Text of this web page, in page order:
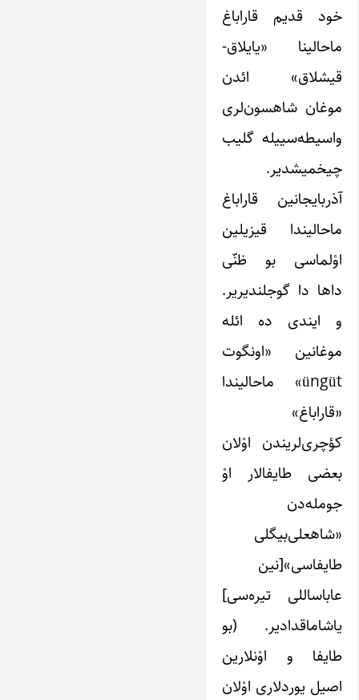
خود قدیم قاراباغ
ماحالینا «یایلاق-
قیشلاق» ائدن
موغان شاهسون‌لری
واسیطه‌سییله گلیب
چیخمیشدیر.
آذربایجانین قاراباغ
ماحالیندا قیزیلین
اوْلماسی بو ظنّی
داها دا گوجلندیریر.
و ایندی ‌ده ائله
موغانین «اونگوت
üngüt» ماحالیندا
«قاراباغ»
کؤچری‌لریندن اوْلان
بعضی طایفالار اوْ
جومله‌دن
«شاهعلی‌بیگلی
طایفاسی»[نین
عاباساللی تیره‌سی]
یاشاماقدادیر. (بو
طایفا و اوْنلارین
اصیل یوردلاری اوْلان